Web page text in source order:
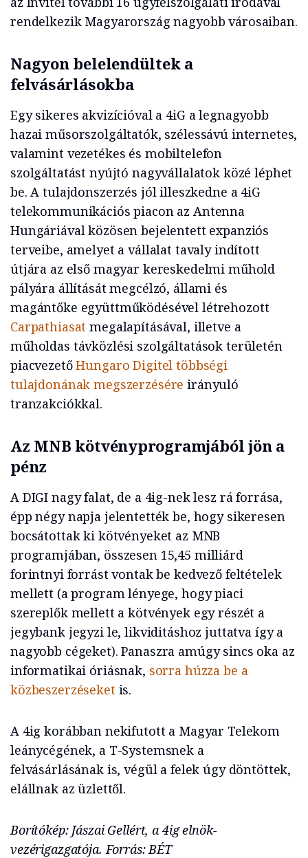
rendelkezik Magyarország nagyobb városaiban.
Nagyon belelendültek a
felvásárlásokba
Egy sikeres akvizícióval a 4iG a legnagyobb
hazai műsorszolgáltatók, szélessávú internetes,
valamint vezetékes és mobiltelefon
szolgáltatást nyújtó nagyvállalatok közé léphet
be. A tulajdonszerzés jól illeszkedne a 4iG
telekommunikációs piacon az Antenna
Hungáriával közösen bejelentett expanziós
terveibe, amelyet a vállalat tavaly indított
útjára az első magyar kereskedelmi műhold
pályára állítását megcélzó, állami és
magántőke együttműködésével létrehozott
Carpathiasat megalapításával, illetve a
műholdas távközlési szolgáltatások területén
piacvezetőHungaro Digitel többségi
tulajdonának megszerzésére irányuló
tranzakciókkal.
Az MNB kötvényprogramjából jön a
pénz
A DIGI nagy falat, de a 4ig-nek lesz rá forrása,
épp négy napja jelentették be, hogy sikeresen
bocsátottak ki kötvényeket az MNB
programjában, összesen 15,45 milliárd
forintnyi forrást vontak be kedvező feltételek
mellett (a program lényege, hogy piaci
szereplők mellett a kötvények egy részét a
jegybank jegyzi le, likviditáshoz juttatva így a
nagyobb cégeket). Panaszra amúgy sincs oka az
informatikai óriásnak, sorra húzza be a
közbeszerzéseketis.
A 4ig korábban nekifutott a Magyar Telekom
leánycégének, a T-Systemsnek a
felvásárlásának is, végül a felek úgy döntöttek,
elállnak az üzlettől.
Borítókép: Jászai Gellért, a 4ig elnök-
vezérigazgatója. Forrás: BÉT